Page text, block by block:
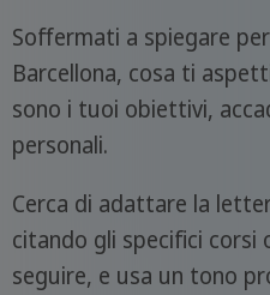
Soffermati a spiegare
Barcellona, cosa ti
sono i tuoi obiettivi,
personali.
Cerca di adattare la
citando gli specifici corsi
seguire, e usa un tono